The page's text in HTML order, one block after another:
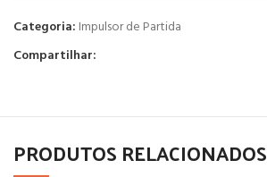
Categoria: Impulsor de Partida
Compartilhar:
PRODUTOS RELACIONADOS